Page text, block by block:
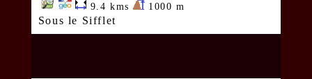
9.4 kms
1000 m
Sous le Sifflet